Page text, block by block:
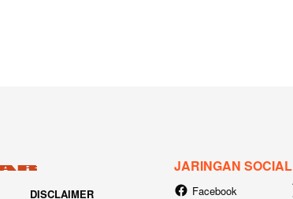
DISCLAIMER
JARINGAN SOCIAL
Facebook